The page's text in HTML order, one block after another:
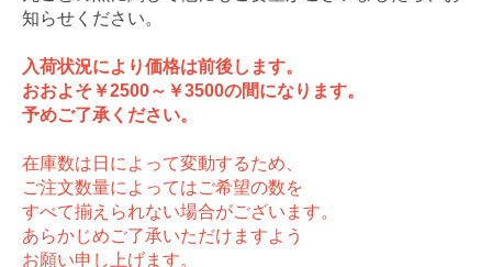
知らせください。
入荷状況により価格は前後します。
おおよそ￥2500～￥3500の間になります。
予めご了承ください。
在庫数は日によって変動するため、
ご注文数量によってはご希望の数を
すべて揃えられない場合がございます。
あらかじめご了承いただけますよう
お願い申し上げます。